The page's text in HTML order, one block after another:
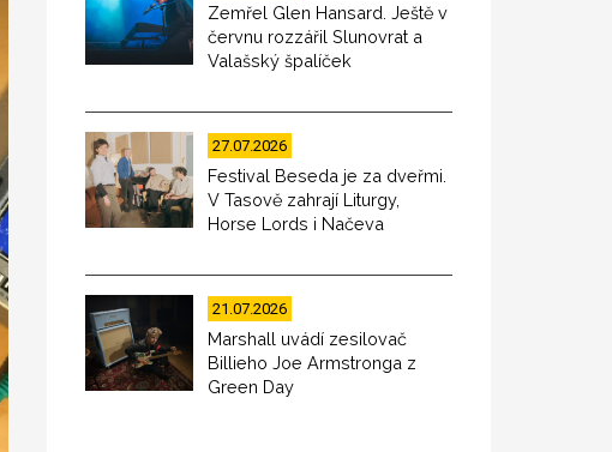
Zemřel Glen Hansard. Ještě v
červnu rozzářil Slunovrat a
Valašský špalíček
27.07.2026
Festival Beseda je za dveřmi.
V Tasově zahrají Liturgy,
Horse Lords i Načeva
21.07.2026
Marshall uvádí zesilovač
Billieho Joe Armstronga z
Green Day